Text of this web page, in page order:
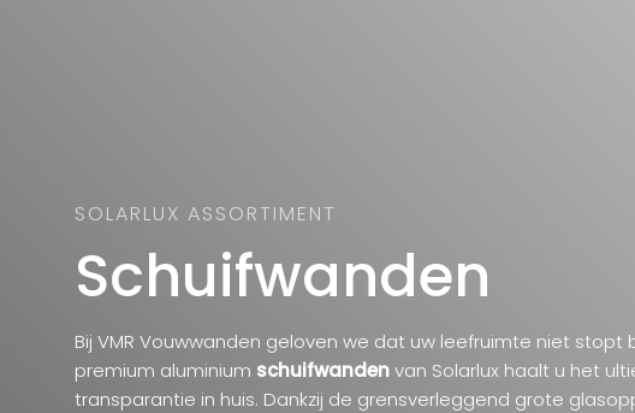
SOLARLUX ASSORTIMENT
Schuifwanden
Bij VMR Vouwwanden geloven we dat uw leefruimte niet stopt
premium aluminium schuifwandenvan Solarlux haalt u het
transparantie in huis. Dankzij de grensverleggend grote